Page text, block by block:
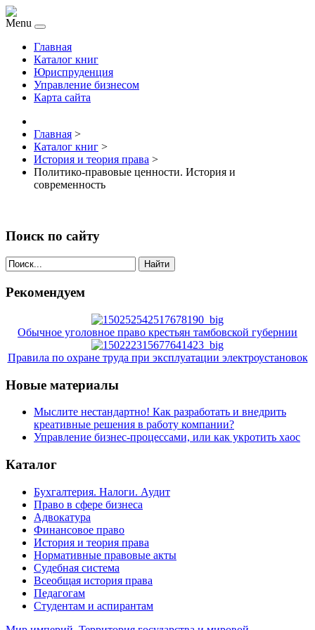
Menu
Главная
Каталог книг
Юриспруденция
Управление бизнесом
Карта сайта
Главная >
Каталог книг >
История и теория права >
Политико-правовые ценности. История и
современность
Поиск по сайту
Найти
Рекомендуем
Обычное уголовное право крестьян тамбовской губернии
Правила по охране труда при эксплуатации электроустановок
Новые материалы
Мыслите нестандартно! Как разработать и внедрить
креативные решения в работу компании?
Управление бизнес-процессами, или как укротить хаос
Каталог
Бухгалтерия. Налоги. Аудит
Право в сфере бизнеса
Адвокатура
Финансовое право
История и теория права
Нормативные правовые акты
Судебная система
Всеобщая история права
Педагогам
Студентам и аспирантам